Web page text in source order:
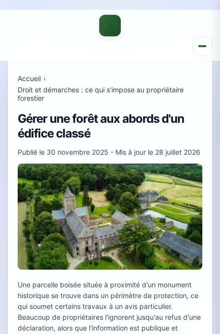
Accueil ›
Droit et démarches : ce qui s'impose au propriétaire
forestier
Gérer une forêt aux abords d'un
édifice classé
Publié le 30 novembre 2025 - Mis à jour le 28 juillet 2026
Une parcelle boisée située à proximité d'un monument
historique se trouve dans un périmètre de protection, ce
qui soumet certains travaux à un avis particulier.
Beaucoup de propriétaires l'ignorent jusqu'au refus d'une
déclaration, alors que l'information est publique et